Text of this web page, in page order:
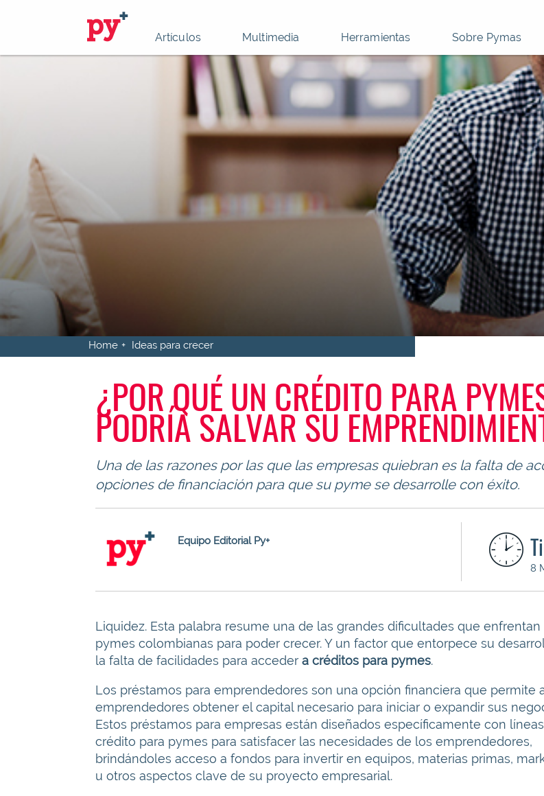
Artículos Multimedia Herramientas Sobre Pymas
Home Ideas para crecer
¿POR QUÉ UN CRÉDITO PARA
PODRÍA SALVAR SU
Una de las razones por las que las empresas quiebran es la falta de
opciones de financiación para que su pyme se desarrolle con éxito.
Equipo Editorial Py+
8
Liquidez. Esta palabra resume una de las grandes dificultades que enfrentan
pymes colombianas para poder crecer. Y un factor que entorpece su
la falta de facilidades para accedera créditos para pymes.
Los préstamos para emprendedores son una opción financiera que permite
emprendedores obtener el capital necesario para iniciar o expandir sus
Estos préstamos para empresas están diseñados específicamente con
crédito para pymes para satisfacer las necesidades de los emprendedores,
brindándoles acceso a fondos para invertir en equipos, materias primas,
u otros aspectos clave de su proyecto empresarial.